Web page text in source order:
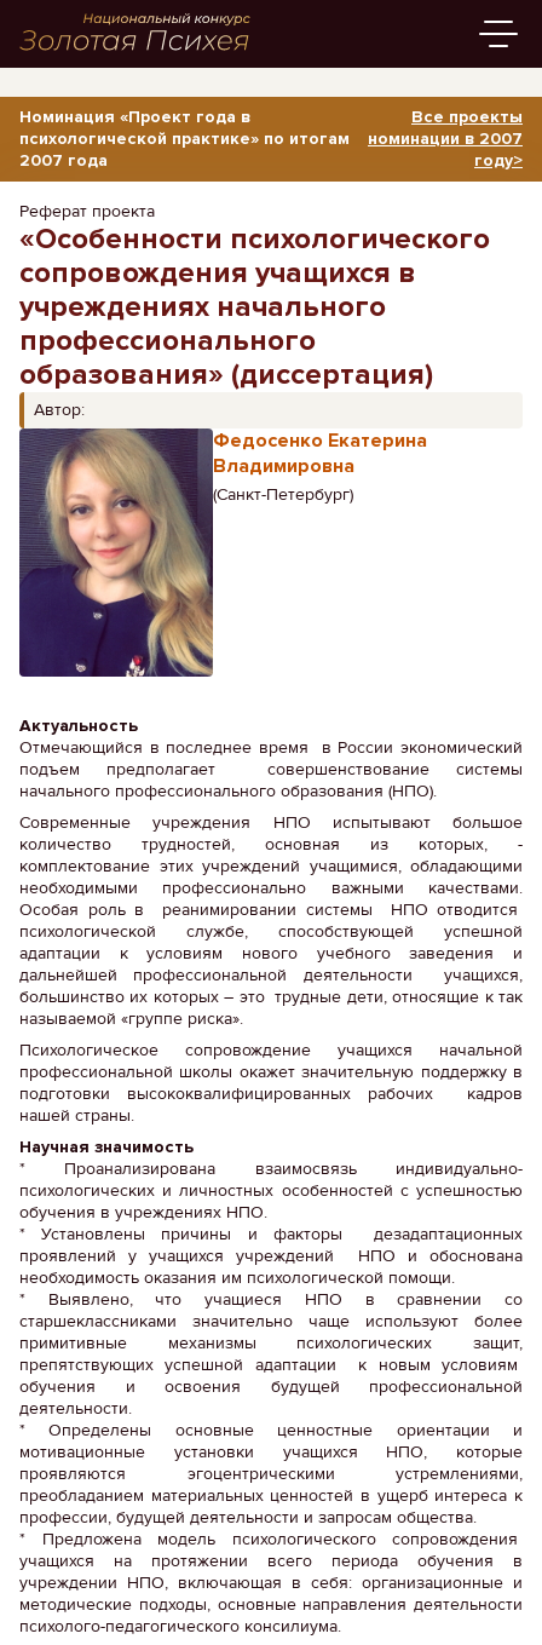
Номинация «Проект года в
психологической практике» по итогам
2007 года
Все проекты
номинации в 2007
году>
Реферат проекта
«Особенности психологического
сопровождения учащихся в
учреждениях начального
профессионального
образования» (диссертация)
Автор:
Федосенко Екатерина
Владимировна
(Санкт-Петербург)
Актуальность
Отмечающийся в последнее время в России экономический
подъем предполагает совершенствование системы
начального профессионального образования (НПО).
Современные учреждения НПО испытывают большое
количество трудностей, основная из которых, -
комплектование этих учреждений учащимися, обладающими
необходимыми профессионально важными качествами.
Особая роль в реанимировании системы НПО отводится
психологической службе, способствующей успешной
адаптации к условиям нового учебного заведения и
дальнейшей профессиональной деятельности учащихся,
большинство их которых – это трудные дети, относящие к так
называемой «группе риска».
Психологическое сопровождение учащихся начальной
профессиональной школы окажет значительную поддержку в
подготовки высококвалифицированных рабочих кадров
нашей страны.
Научная значимость
* Проанализирована взаимосвязь индивидуально-
психологических и личностных особенностей с успешностью
обучения в учреждениях НПО.
* Установлены причины и факторы дезадаптационных
проявлений у учащихся учреждений НПО и обоснована
необходимость оказания им психологической помощи.
* Выявлено, что учащиеся НПО в сравнении со
старшеклассниками значительно чаще используют более
примитивные механизмы психологических защит,
препятствующих успешной адаптации к новым условиям
обучения и освоения будущей профессиональной
деятельности.
* Определены основные ценностные ориентации и
мотивационные установки учащихся НПО, которые
проявляются эгоцентрическими устремлениями,
преобладанием материальных ценностей в ущерб интереса к
профессии, будущей деятельности и запросам общества.
* Предложена модель психологического сопровождения
учащихся на протяжении всего периода обучения в
учреждении НПО, включающая в себя: организационные и
методические подходы, основные направления деятельности
психолого-педагогического консилиума.